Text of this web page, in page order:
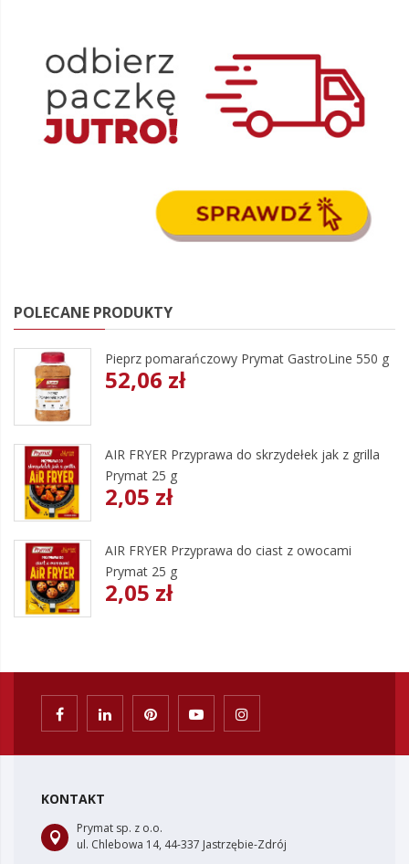
POLECANE PRODUKTY
Pieprz pomarańczowy Prymat GastroLine 550 g
52,06 zł
AIR FRYER Przyprawa do skrzydełek jak z grilla
Prymat 25 g
2,05 zł
AIR FRYER Przyprawa do ciast z owocami
Prymat 25 g
2,05 zł
KONTAKT
Prymat sp. z o.o.
ul. Chlebowa 14, 44-337 Jastrzębie-Zdrój